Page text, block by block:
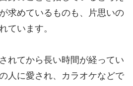
求めているものも、片思いの
ています。
れてから長い時間が経ってい
人に愛され、カラオケなどで